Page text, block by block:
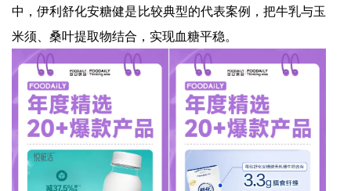
中，伊利舒化安糖健是比较典型的代表案例，把牛乳与玉
米须、桑叶提取物结合，实现血糖平稳。